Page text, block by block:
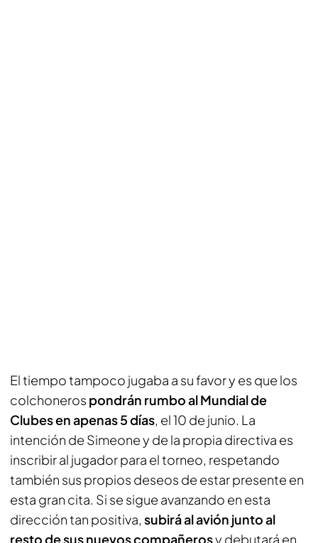
El tiempo tampoco jugaba a su favor y es que los
colchoneros pondrán rumbo al Mundial de
Clubes en apenas 5 días, el 10 de junio. La
intención de Simeone y de la propia directiva es
inscribir al jugador para el torneo, respetando
también sus propios deseos de estar presente en
esta gran cita. Si se sigue avanzando en esta
dirección tan positiva, subirá al avión junto al
resto de sus nuevos compañerosy debutará en